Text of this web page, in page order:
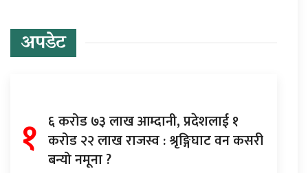
अपडेट
१ ६ करोड ७३ लाख आम्दानी, प्रदेशलाई १
करोड २२ लाख राजस्व : श्रृङ्गिघाट वन कसरी
बन्यो नमूना ?